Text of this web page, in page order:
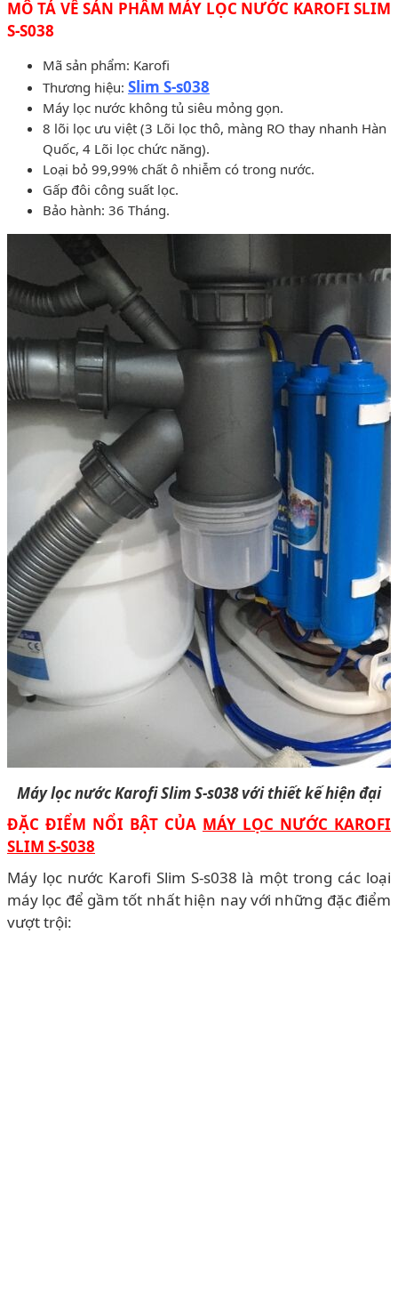
MÔ TẢ VỀ SẢN PHẨM MÁY LỌC NƯỚC KAROFI SLIM
S-S038
Mã sản phẩm: Karofi
Thương hiệu: Slim S-s038
Máy lọc nước không tủ siêu mỏng gọn.
8 lõi lọc ưu việt (3 Lõi lọc thô, màng RO thay nhanh Hàn
Quốc, 4 Lõi lọc chức năng).
Loại bỏ 99,99% chất ô nhiễm có trong nước.
Gấp đôi công suất lọc.
Bảo hành: 36 Tháng.
Máy lọc nước Karofi Slim S-s038 với thiết kế hiện đại
ĐẶC ĐIỂM NỔI BẬT CỦA MÁY LỌC NƯỚC KAROFI
SLIM S-S038
Máy lọc nước Karofi Slim S-s038 là một trong các loại
máy lọc để gầm tốt nhất hiện nay với những đặc điểm
vượt trội: